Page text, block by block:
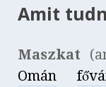
Amit
Maszkat
Omán